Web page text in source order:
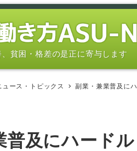
貧困・格差の是正に寄与します
ュース・トピックス 副業・兼業普及に
普及にハード